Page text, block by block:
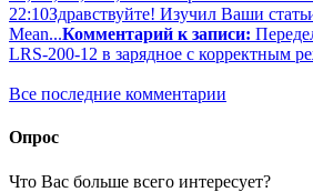
22:10Здравствуйте! Изучил Ваши
Mean...Комментарий к записи:
LRS-200-12 в зарядное с корректным
Все последние комментарии
Опрос
Что Вас больше всего интересует?